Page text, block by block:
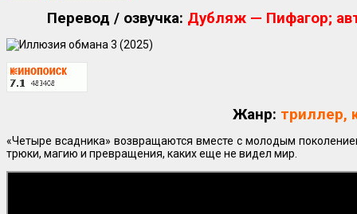
Перевод / озвучка: Дубляж — Пифагор;
Жанр: триллер,
«Четыре всадника» возвращаются вместе с молодым
трюки, магию и превращения, каких еще не видел мир.